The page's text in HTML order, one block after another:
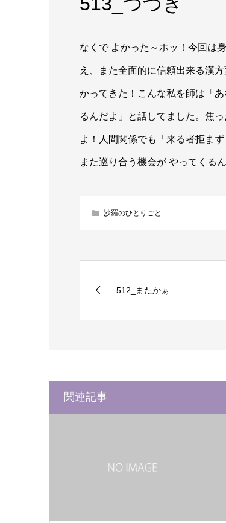
なくで よかった～ホッ！今回は
え、また全面的に信頼出来る漢
かってきた！こんな私を師は「
るんだよ」と話してました。焦
よ！人間関係でも「来る者拒ま
また巡り合う機会が やってくる
沙羅のひとりごと
512_またかぁ
関連記事